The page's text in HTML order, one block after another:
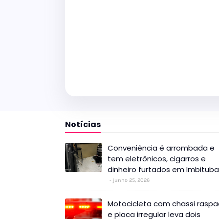
Notícias
Conveniência é arrombada e
tem eletrônicos, cigarros e
dinheiro furtados em Imbituba
junho 25, 2026
Motocicleta com chassi
e placa irregular leva dois